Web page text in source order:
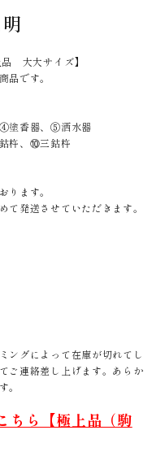
大大サイズ】
品です。
塗香器、⑤洒水器
杵、⑩三鈷杵
ます。
発送させていただきます。
ングによって在庫が切れてし
ご連絡差し上げます。あらか
。
ちら【極上品（駒